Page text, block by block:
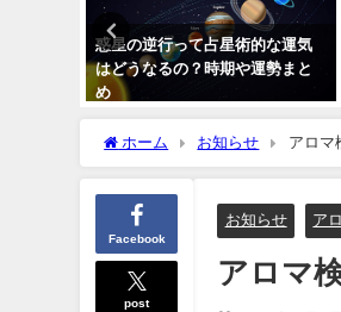
惑星の逆行って占星術的な運気
はどうなるの？時期や運勢まと
め
ホーム お知らせ アロマ
Facebook
post
お知らせ ア
アロマ